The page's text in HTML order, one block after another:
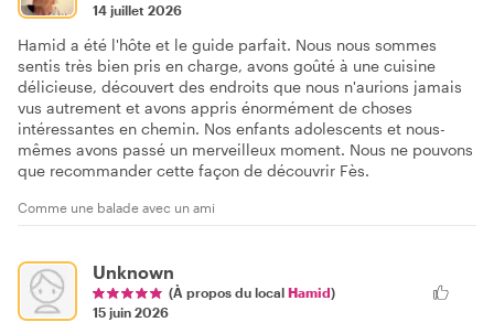
14 juillet 2026
Hamid a été l'hôte et le guide parfait. Nous nous sommes
sentis très bien pris en charge, avons goûté à une cuisine
délicieuse, découvert des endroits que nous n'aurions jamais
vus autrement et avons appris énormément de choses
intéressantes en chemin. Nos enfants adolescents et nous-
mêmes avons passé un merveilleux moment. Nous ne pouvons
que recommander cette façon de découvrir Fès.
Comme une balade avec un ami
Unknown
(À propos du local Hamid)
15 juin 2026